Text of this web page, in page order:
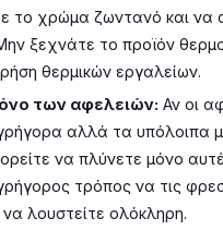
το χρώμα ζωντανό και να
ξεχνάτε το προϊόν
θερμικών εργαλείων.
των αφελειών: Αν οι
αλλά τα υπόλοιπα
να πλύνετε μόνο
τρόπος να τις
να λουστείτε ολόκληρη.